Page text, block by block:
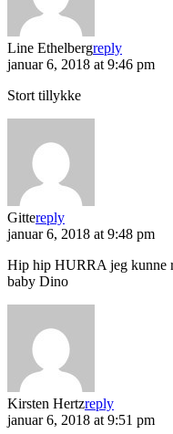
Line Ethelbergreply
januar 6, 2018 at 9:46 pm
Stort tillykke
Gittereply
januar 6, 2018 at 9:48 pm
Hip hip HURRA jeg kunne
baby Dino
Kirsten Hertzreply
januar 6, 2018 at 9:51 pm